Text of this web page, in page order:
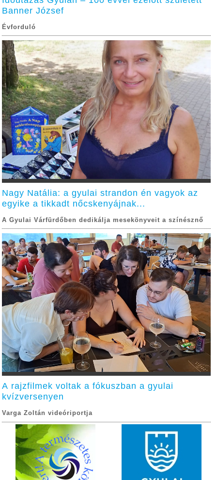
Banner József
Évforduló
Nagy Natália: a gyulai strandon én vagyok az
egyike a tikkadt nőcskenyájnak...
A Gyulai Várfürdőben dedikálja mesekönyveit a színésznő
A rajzfilmek voltak a fókuszban a gyulai
kvízversenyen
Varga Zoltán videóriportja